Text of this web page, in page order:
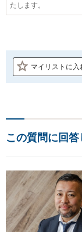
たします。
マイリストに入
この質問に回